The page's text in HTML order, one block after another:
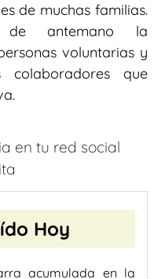
de muchas familias.
de antemano la
voluntarias y
colaboradores que
en tu red social
Hoy
acumulada en la